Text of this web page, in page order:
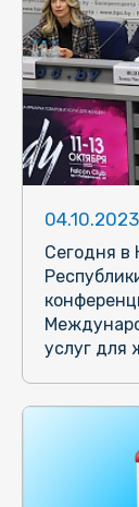
04.10.2023
Сегодня в
услуг для